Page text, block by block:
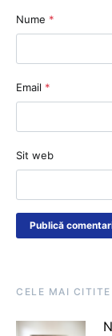
Nume *
Email *
Sit web
CELE MAI